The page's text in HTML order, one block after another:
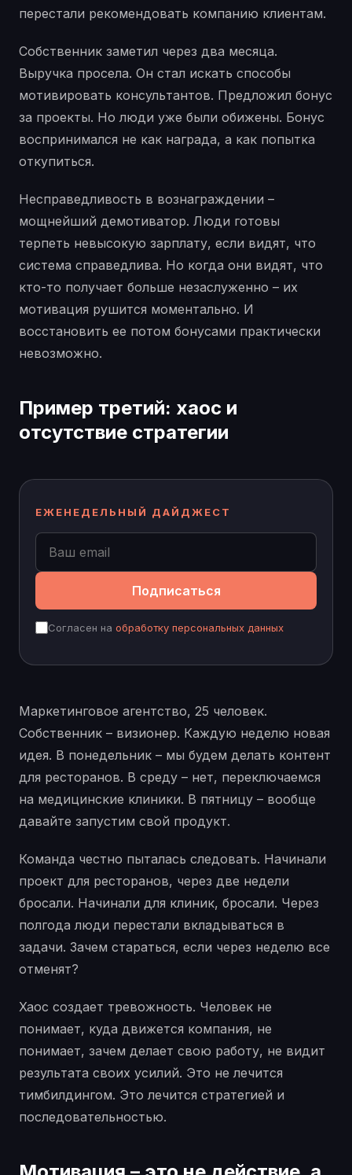
перестали рекомендовать компанию клиентам.
Собственник заметил через два месяца.
Выручка просела. Он стал искать способы
мотивировать консультантов. Предложил бонус
за проекты. Но люди уже были обижены. Бонус
воспринимался не как награда, а как попытка
откупиться.
Несправедливость в вознаграждении –
мощнейший демотиватор. Люди готовы
терпеть невысокую зарплату, если видят, что
система справедлива. Но когда они видят, что
кто-то получает больше незаслуженно – их
мотивация рушится моментально. И
восстановить ее потом бонусами практически
невозможно.
Пример третий: хаос и
отсутствие стратегии
ЕЖЕНЕДЕЛЬНЫЙ ДАЙДЖЕСТ
Подписаться
Согласен на обработку персональных данных
Маркетинговое агентство, 25 человек.
Собственник – визионер. Каждую неделю новая
идея. В понедельник – мы будем делать контент
для ресторанов. В среду – нет, переключаемся
на медицинские клиники. В пятницу – вообще
давайте запустим свой продукт.
Команда честно пыталась следовать. Начинали
проект для ресторанов, через две недели
бросали. Начинали для клиник, бросали. Через
полгода люди перестали вкладываться в
задачи. Зачем стараться, если через неделю все
отменят?
Хаос создает тревожность. Человек не
понимает, куда движется компания, не
понимает, зачем делает свою работу, не видит
результата своих усилий. Это не лечится
тимбилдингом. Это лечится стратегией и
последовательностью.